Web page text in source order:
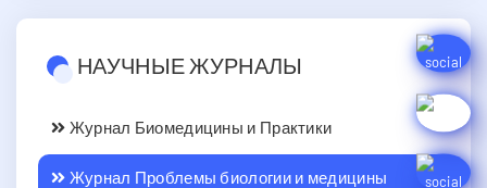
НАУЧНЫЕ ЖУРНАЛЫ
Журнал Биомедицины и Практики
Журнал Проблемы биологии и медицины